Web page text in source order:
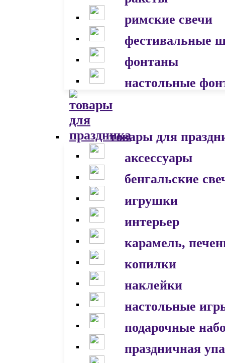
римские свечи
фестивальные
фонтаны
настольные
товары для
аксессуары
бенгальские
игрушки
интерьер
карамель,
копилки
наклейки
настольные
подарочные
праздничная